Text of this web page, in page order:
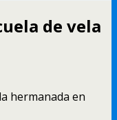
de vela